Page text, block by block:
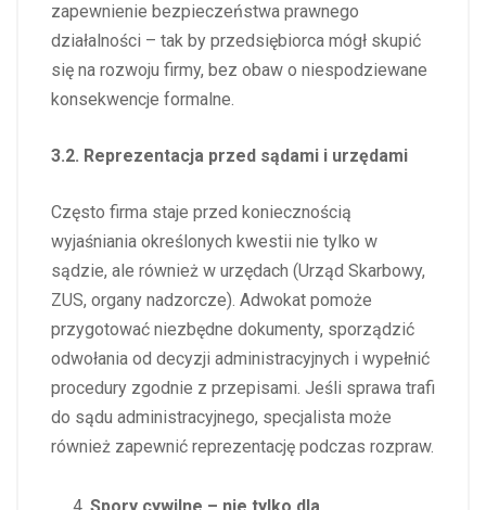
zapewnienie bezpieczeństwa prawnego
działalności – tak by przedsiębiorca mógł skupić
się na rozwoju firmy, bez obaw o niespodziewane
konsekwencje formalne.
3.2. Reprezentacja przed sądami i urzędami
Często firma staje przed koniecznością
wyjaśniania określonych kwestii nie tylko w
sądzie, ale również w urzędach (Urząd Skarbowy,
ZUS, organy nadzorcze). Adwokat pomoże
przygotować niezbędne dokumenty, sporządzić
odwołania od decyzji administracyjnych i wypełnić
procedury zgodnie z przepisami. Jeśli sprawa trafi
do sądu administracyjnego, specjalista może
również zapewnić reprezentację podczas rozpraw.